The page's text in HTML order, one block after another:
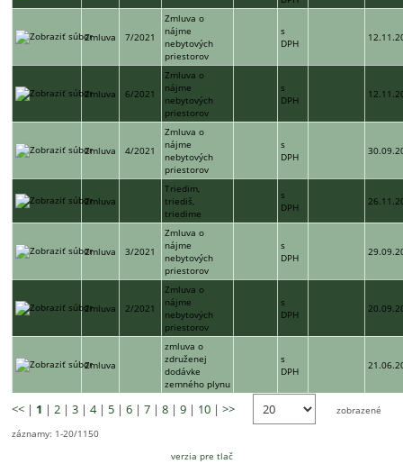
Zmluva 7/2021
Zmluva o
nájme
nebytových
priestorov
s
DPH
Zmluva 6/2021
Zmluva o
nájme
nebytových
priestorov
s
DPH
Zmluva 4/2021
Zmluva o
nájme
nebytových
priestorov
s
DPH
Zmluva
Triedim,
triediš,
triedime
s
DPH
Zmluva 3/2021
Zmluva o
nájme
nebytových
priestorov
s
DPH
Zmluva 2/2021
Zmluva o
nájme
nebytových
priestorov
s
DPH
Zmluva
zmluva o
združenej
dodávke
zemného plynu
s
DPH
<< | 1 |2 |3 |4| 5 |6 |7 |8 |9 | 10 |>>
zobrazené
záznamy: 1-20/1150
verzia pre tlač